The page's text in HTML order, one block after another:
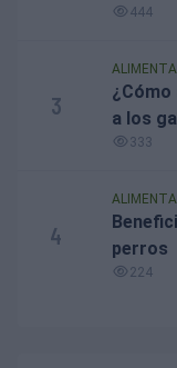
444
3
a los
333
4
perros
224